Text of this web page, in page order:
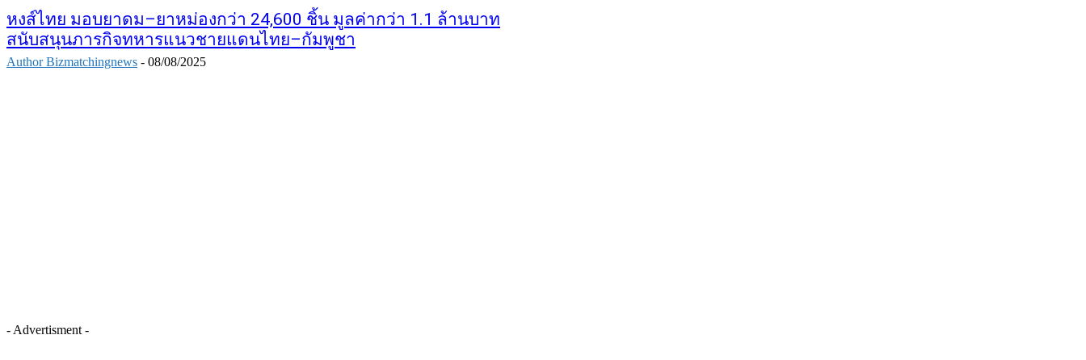
หงส์ไทย มอบยาดม–ยาหม่องกว่า 24,600 ชิ้น มูลค่ากว่า 1.1 ล้านบาท
สนับสนุนภารกิจทหารแนวชายแดนไทย–กัมพูชา
Author Bizmatchingnews - 08/08/2025
- Advertisment -